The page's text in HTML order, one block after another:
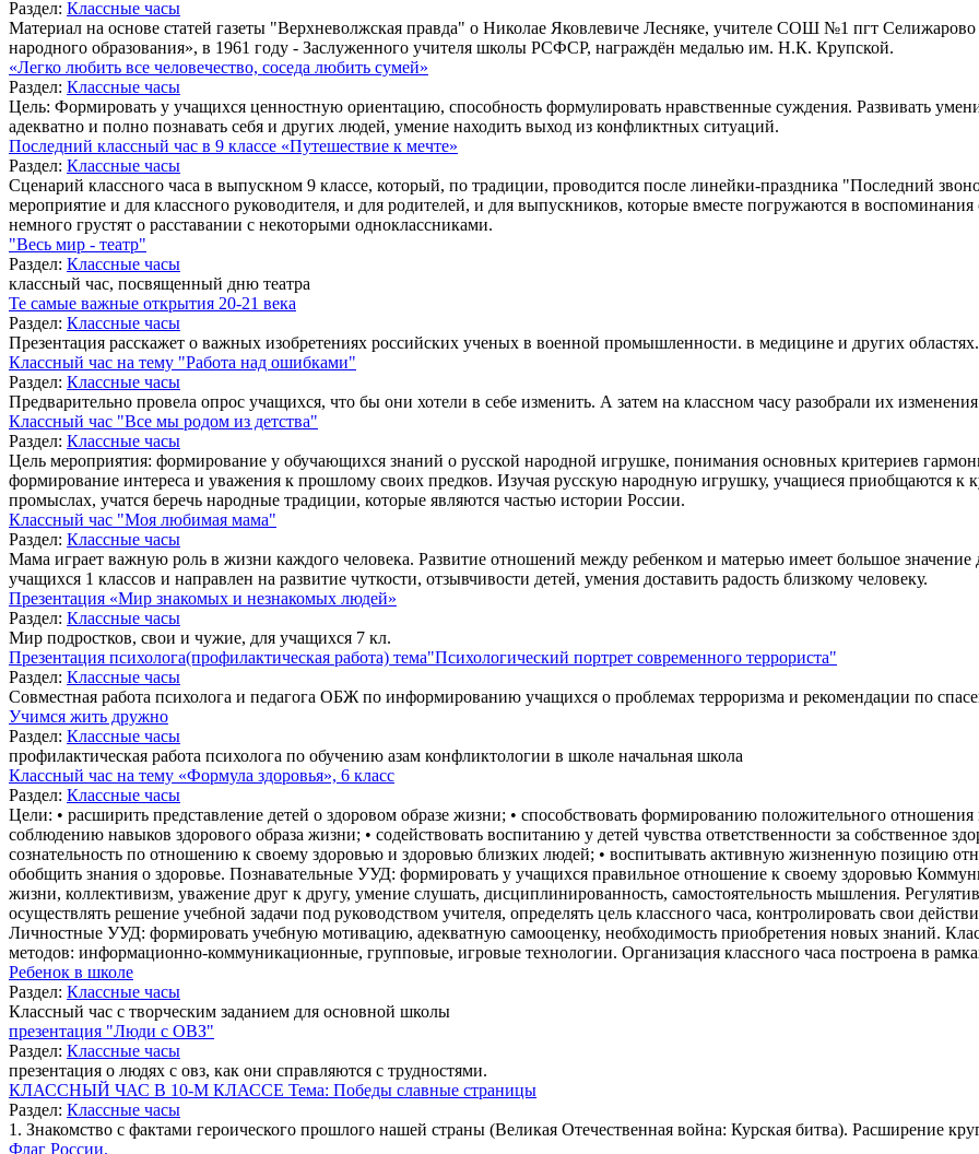
Раздел: Классные часы
Материал на основе статей газеты "Верхневолжская правда" о Николае Яковлевиче Лесняке, учителе СОШ №1 пгт
народного образования», в 1961 году - Заслуженного учителя школы РСФСР, награждён медалью им. Н.К. Крупской.
«Легко любить все человечество, соседа любить сумей»
Раздел: Классные часы
Цель: Формировать у учащихся ценностную ориентацию, способность формулировать нравственные суждения. Развивать
адекватно и полно познавать себя и других людей, умение находить выход из конфликтных ситуаций.
Последний классный час в 9 классе «Путешествие к мечте»
Раздел: Классные часы
Сценарий классного часа в выпускном 9 классе, который, по традиции, проводится после линейки-праздника "Последний
мероприятие и для классного руководителя, и для родителей, и для выпускников, которые вместе погружаются в
немного грустят о расставании с некоторыми одноклассниками.
"Весь мир - театр"
Раздел: Классные часы
классный час, посвященный дню театра
Те самые важные открытия 20-21 века
Раздел: Классные часы
Презентация расскажет о важных изобретениях российских ученых в военной промышленности. в медицине и других областях.
Классный час на тему "Работа над ошибками"
Раздел: Классные часы
Предварительно провела опрос учащихся, что бы они хотели в себе изменить. А затем на классном часу разобрали их
Классный час "Все мы родом из детства"
Раздел: Классные часы
Цель мероприятия: формирование у обучающихся знаний о русской народной игрушке, понимания основных критериев
формирование интереса и уважения к прошлому своих предков. Изучая русскую народную игрушку, учащиеся приобщаются к
промыслах, учатся беречь народные традиции, которые являются частью истории России.
Классный час "Моя любимая мама"
Раздел: Классные часы
Мама играет важную роль в жизни каждого человека. Развитие отношений между ребенком и матерью имеет большое значение
учащихся 1 классов и направлен на развитие чуткости, отзывчивости детей, умения доставить радость близкому человеку.
Презентация «Мир знакомых и незнакомых людей»
Раздел: Классные часы
Мир подростков, свои и чужие, для учащихся 7 кл.
Презентация психолога(профилактическая работа) тема"Психологический портрет современного террориста"
Раздел: Классные часы
Совместная работа психолога и педагога ОБЖ по информированию учащихся о проблемах терроризма и рекомендации по
Учимся жить дружно
Раздел: Классные часы
профилактическая работа психолога по обучению азам конфликтологии в школе начальная школа
Классный час на тему «Формула здоровья», 6 класс
Раздел: Классные часы
Цели: • расширить представление детей о здоровом образе жизни; • способствовать формированию положительного
соблюдению навыков здорового образа жизни; • содействовать воспитанию у детей чувства ответственности за собственное
сознательность по отношению к своему здоровью и здоровью близких людей; • воспитывать активную жизненную позицию
обобщить знания о здоровье. Познавательные УУД: формировать у учащихся правильное отношение к своему здоровью
жизни, коллективизм, уважение друг к другу, умение слушать, дисциплинированность, самостоятельность мышления.
осуществлять решение учебной задачи под руководством учителя, определять цель классного часа, контролировать свои
Личностные УУД: формировать учебную мотивацию, адекватную самооценку, необходимость приобретения новых знаний.
методов: информационно-коммуникационные, групповые, игровые технологии. Организация классного часа построена в
Ребенок в школе
Раздел: Классные часы
Классный час с творческим заданием для основной школы
презентация "Люди с ОВЗ"
Раздел: Классные часы
презентация о людях с овз, как они справляются с трудностями.
КЛАССНЫЙ ЧАС В 10-М КЛАССЕ Тема: Победы славные страницы
Раздел: Классные часы
1. Знакомство с фактами героического прошлого нашей страны (Великая Отечественная война: Курская битва). Расширение
Флаг России.